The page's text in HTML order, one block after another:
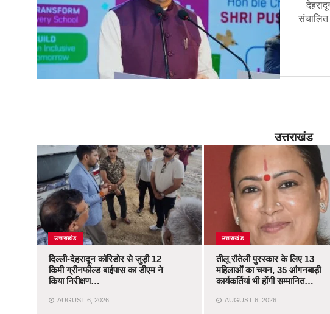
उत्तराखंड
उत्तराखंड
दिल्ली-देहरादून कॉरिडोर से जुड़ी 12
किमी ग्रीनफील्ड बाईपास का डीएम ने
किया निरीक्षण…
AUGUST 6, 2026
उत्तराखंड
तीलू रौतेली पुरस्कार के लिए 13
महिलाओं का चयन, 35 आंगनबाड़ी
कार्यकर्तियां भी होंगी सम्मानित…
AUGUST 6, 2026